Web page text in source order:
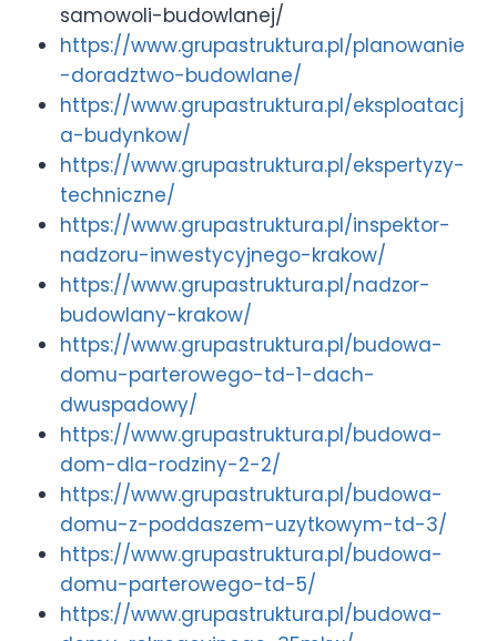
samowoli-budowlanej/
https://www.grupastruktura.pl/planowanie
-doradztwo-budowlane/
https://www.grupastruktura.pl/eksploatacj
a-budynkow/
https://www.grupastruktura.pl/ekspertyzy-
techniczne/
https://www.grupastruktura.pl/inspektor-
nadzoru-inwestycyjnego-krakow/
https://www.grupastruktura.pl/nadzor-
budowlany-krakow/
https://www.grupastruktura.pl/budowa-
domu-parterowego-td-1-dach-
dwuspadowy/
https://www.grupastruktura.pl/budowa-
dom-dla-rodziny-2-2/
https://www.grupastruktura.pl/budowa-
domu-z-poddaszem-uzytkowym-td-3/
https://www.grupastruktura.pl/budowa-
domu-parterowego-td-5/
https://www.grupastruktura.pl/budowa-